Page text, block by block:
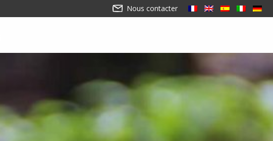
Nous contacter